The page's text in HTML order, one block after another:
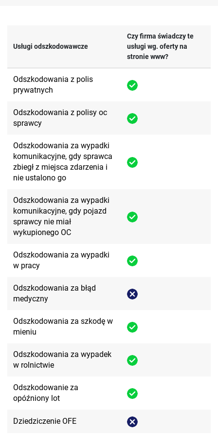
Usługi odszkodowawcze
Czy firma świadczy te
usługi wg. oferty na
stronie www?
Odszkodowania z polis
prywatnych
Odszkodowania z polisy oc
sprawcy
Odszkodowania za wypadki
komunikacyjne, gdy sprawca
zbiegł z miejsca zdarzenia i
nie ustalono go
Odszkodowania za wypadki
komunikacyjne, gdy pojazd
sprawcy nie miał
wykupionego OC
Odszkodowania za wypadki
w pracy
Odszkodowania za błąd
medyczny
Odszkodowania za szkodę w
mieniu
Odszkodowania za wypadek
w rolnictwie
Odszkodowanie za
opóźniony lot
Dziedziczenie OFE